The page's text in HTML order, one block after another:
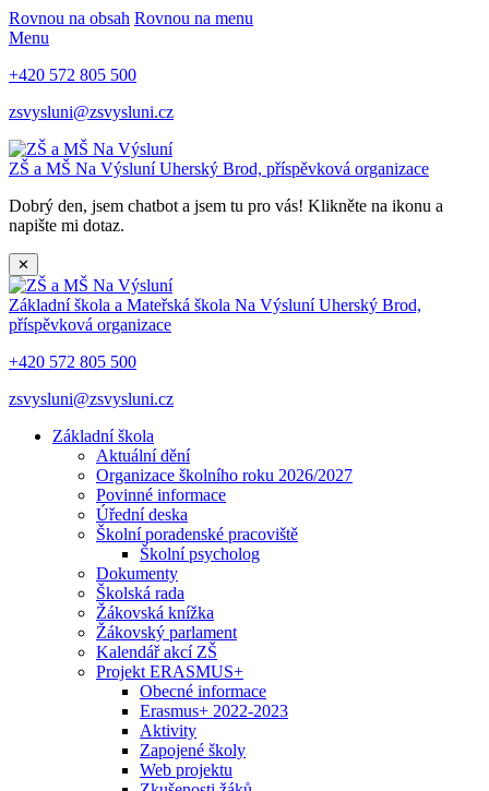
Rovnou na obsah Rovnou na menu
Menu
+420 572 805 500
zsvysluni@zsvysluni.cz
ZŠ a MŠ Na VýsluníUherský Brod, příspěvková organizace
Dobrý den, jsem chatbot a jsem tu pro vás! Klikněte na ikonu a
napište mi dotaz.
✕
Základní škola a Mateřská škola Na VýsluníUherský Brod,
příspěvková organizace
+420 572 805 500
zsvysluni@zsvysluni.cz
Základní škola
Aktuální dění
Organizace školního roku 2026/2027
Povinné informace
Úřední deska
Školní poradenské pracoviště
Školní psycholog
Dokumenty
Školská rada
Žákovská knížka
Žákovský parlament
Kalendář akcí ZŠ
Projekt ERASMUS+
Obecné informace
Erasmus+ 2022-2023
Aktivity
Zapojené školy
Web projektu